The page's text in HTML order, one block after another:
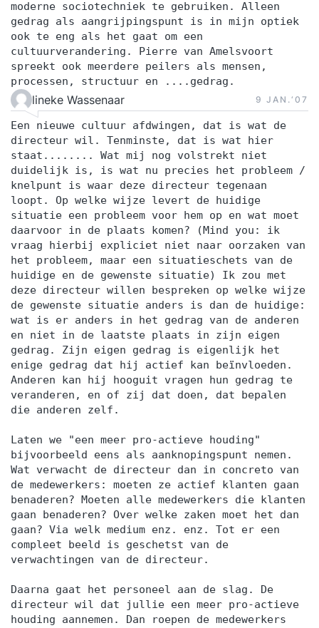
moderne sociotechniek te gebruiken. Alleen
gedrag als aangrijpingspunt is in mijn optiek
ook te eng als het gaat om een
cultuurverandering. Pierre van Amelsvoort
spreekt ook meerdere peilers als mensen,
processen, structuur en ....gedrag.
lineke Wassenaar 9 JAN.‘07
Een nieuwe cultuur afdwingen, dat is wat de
directeur wil. Tenminste, dat is wat hier
staat........ Wat mij nog volstrekt niet
duidelijk is, is wat nu precies het probleem /
knelpunt is waar deze directeur tegenaan
loopt. Op welke wijze levert de huidige
situatie een probleem voor hem op en wat moet
daarvoor in de plaats komen? (Mind you: ik
vraag hierbij expliciet niet naar oorzaken van
het probleem, maar een situatieschets van de
huidige en de gewenste situatie) Ik zou met
deze directeur willen bespreken op welke wijze
de gewenste situatie anders is dan de huidige:
wat is er anders in het gedrag van de anderen
en niet in de laatste plaats in zijn eigen
gedrag. Zijn eigen gedrag is eigenlijk het
enige gedrag dat hij actief kan beïnvloeden.
Anderen kan hij hooguit vragen hun gedrag te
veranderen, en of zij dat doen, dat bepalen
die anderen zelf.
Laten we "een meer pro-actieve houding"
bijvoorbeeld eens als aanknopingspunt nemen.
Wat verwacht de directeur dan in concreto van
de medewerkers: moeten ze actief klanten gaan
benaderen? Moeten alle medewerkers die klanten
gaan benaderen? Over welke zaken moet het dan
gaan? Via welk medium enz. enz. Tot er een
compleet beeld is geschetst van de
verwachtingen van de directeur.
Daarna gaat het personeel aan de slag. De
directeur wil dat jullie een meer pro-actieve
houding aannemen. Dan roepen de medewerkers